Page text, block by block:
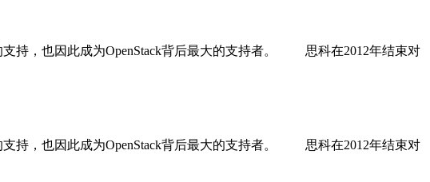
支持，也因此成为OpenStack背后最大的支持者。 思科在2012年结束对
支持，也因此成为OpenStack背后最大的支持者。 思科在2012年结束对